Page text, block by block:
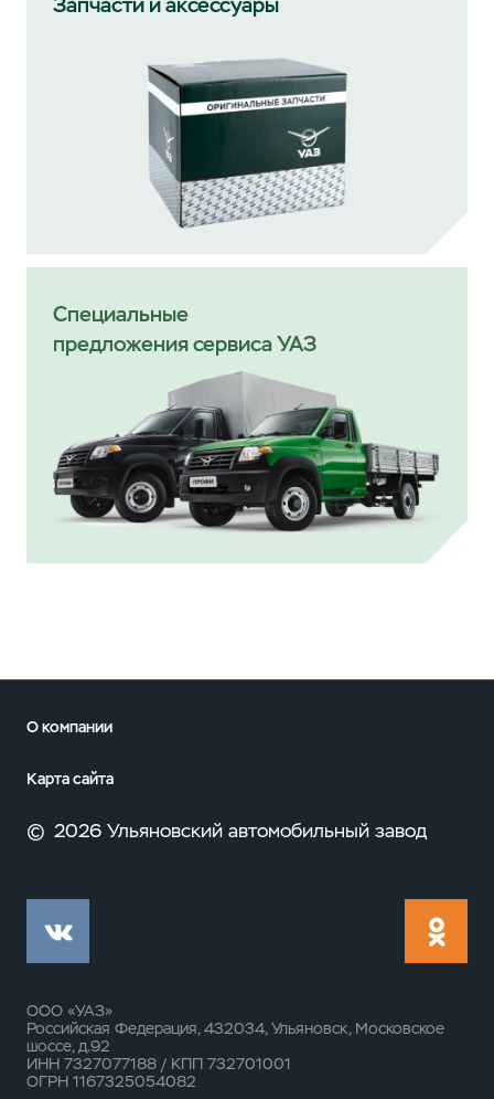
Специальные
предложения сервиса УАЗ
О компании
Карта сайта
© 2026 Ульяновский автомобильный завод
ООО «УАЗ»
Российская Федерация, 432034, Ульяновск, Московское
шоссе, д.92
ИНН 7327077188 / КПП 732701001
ОГРН 1167325054082